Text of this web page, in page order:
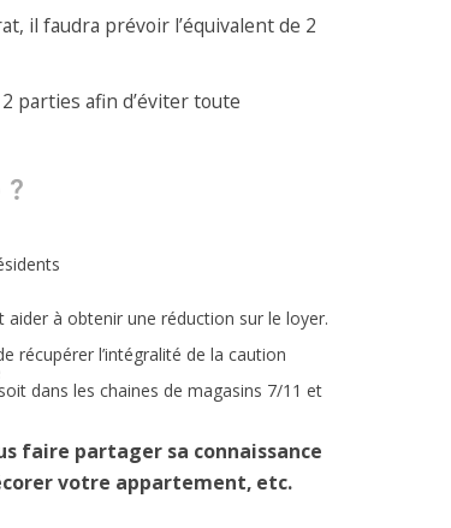
il faudra prévoir l’équivalent de 2
parties afin d’éviter toute
à obtenir une réduction sur le loyer.
récupérer l’intégralité de la caution
dans les chaines de magasins 7/11 et
faire partager sa connaissance
votre appartement, etc.